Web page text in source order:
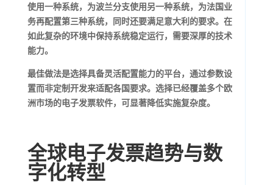
使用一种系统，为波兰分支使用另一种系统，为法国业
务再配置第三种系统，同时还要满足意大利的要求。在
如此复杂的环境中保持系统稳定运行，需要深厚的技术
能力。
最佳做法是选择具备灵活配置能力的平台，通过参数设
置而非定制开发来适配各国要求。选择已经覆盖多个欧
洲市场的电子发票软件，可显著降低实施复杂度。
全球电子发票趋势与数
字化转型